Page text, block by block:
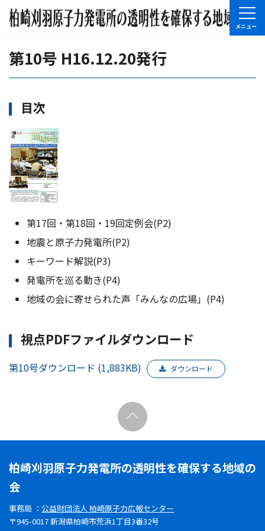
第10号 H16.12.20発行
目次
第17回・第18回・19回定例会(P2)
地震と原子力発電所(P2)
キーワード解説(P3)
発電所を巡る動き(P4)
地域の会に寄せられた声「みんなの広場」(P4)
視点PDFファイルダウンロード
第10号ダウンロード (1,883KB) ダウンロード
柏崎刈羽原子力発電所の透明性を確保する地域の
会
事務局 ： 公益財団法人 柏崎原子力広報センター
〒945-0017 新潟県柏崎市荒浜1丁目3番32号